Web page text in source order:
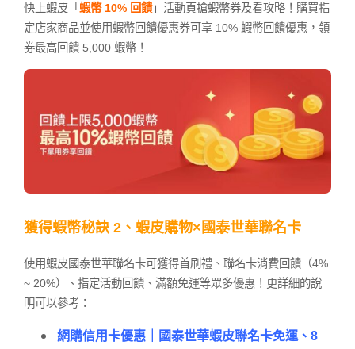
快上蝦皮「 蝦幣 10% 回饋」活動頁搶蝦幣券及看攻略！購買指
定店家商品並使用蝦幣回饋優惠券可享 10% 蝦幣回饋優惠，領
券最高回饋 5,000 蝦幣！
獲得蝦幣秘訣 2、蝦皮購物×國泰世華聯名卡
使用蝦皮國泰世華聯名卡可獲得首刷禮、聯名卡消費回饋（4%
~ 20%）、指定活動回饋、滿額免運等眾多優惠！更詳細的說
明可以參考：
網購信用卡優惠｜國泰世華蝦皮聯名卡免運、8